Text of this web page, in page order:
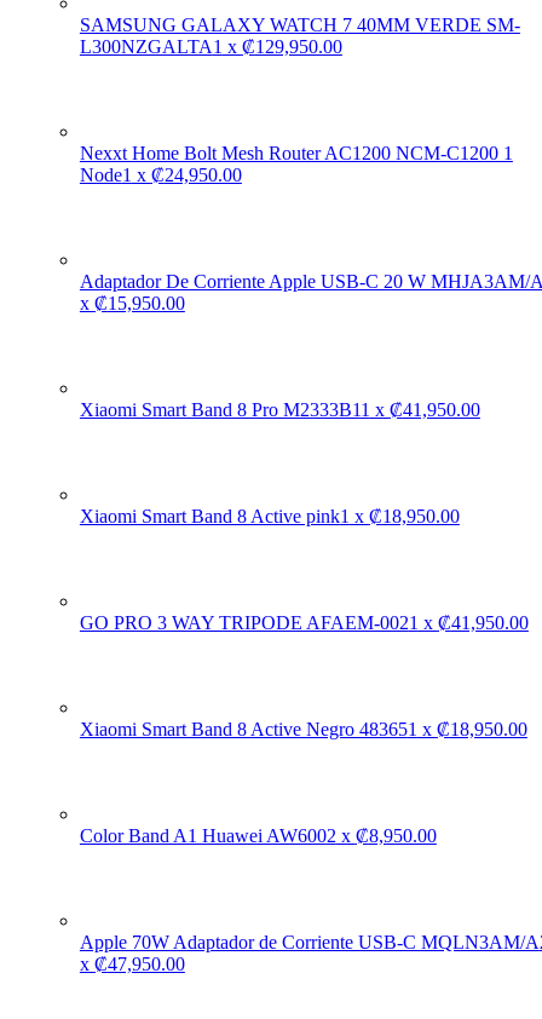
SAMSUNG GALAXY WATCH 7 40MM VERDE SM-
L300NZGALTA1 x ₡129,950.00
Nexxt Home Bolt Mesh Router AC1200 NCM-C1200 1
Node1 x ₡24,950.00
Adaptador De Corriente Apple USB-C 20 W MHJA3AM/
x ₡15,950.00
Xiaomi Smart Band 8 Pro M2333B11 x ₡41,950.00
Xiaomi Smart Band 8 Active pink1 x ₡18,950.00
GO PRO 3 WAY TRIPODE AFAEM-0021 x ₡41,950.00
Xiaomi Smart Band 8 Active Negro 483651 x ₡18,950.00
Color Band A1 Huawei AW6002 x ₡8,950.00
Apple 70W Adaptador de Corriente USB-C MQLN3AM/A
x ₡47,950.00